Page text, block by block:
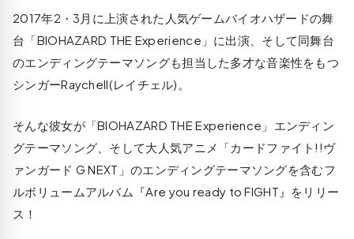
2017年2・3月に上演された人気ゲームバイオハザードの舞
台「BIOHAZARD THE Experience」に出演、そして同舞台
のエンディングテーマソングも担当した多才な音楽性をもつ
シンガーRaychell(レイチェル)。
そんな彼女が「BIOHAZARD THE Experience」エンディン
グテーマソング、そして大人気アニメ「カードファイト!!ヴ
ァンガード G NEXT」のエンディングテーマソングを含むフ
ルボリュームアルバム『Are you ready to FIGHT』をリリー
ス！